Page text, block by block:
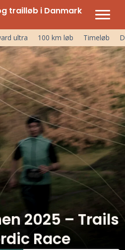
trailløb i Danmark
ultra 100 km løb Timeløb
2025 – Trails
Race